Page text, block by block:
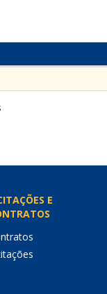
E